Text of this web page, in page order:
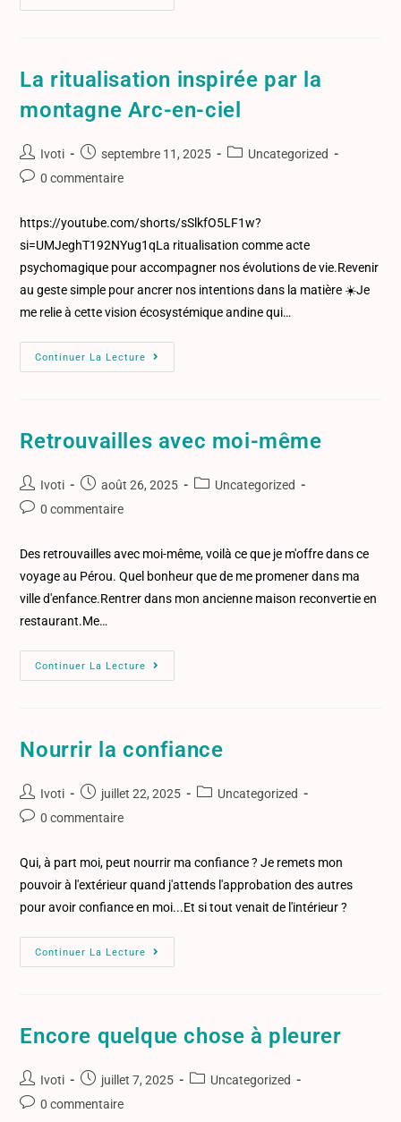
La ritualisation inspirée par la
montagne Arc-en-ciel
Ivoti septembre 11, 2025
Uncategorized
0 commentaire
https://youtube.com/shorts/sSlkfO5LF1w?
si=UMJeghT192NYug1qLa ritualisation comme acte
psychomagique pour accompagner nos évolutions de vie.Revenir
au geste simple pour ancrer nos intentions dans la matière ☀️Je
me relie à cette vision écosystémique andine qui…
Continuer La Lecture
Retrouvailles avec moi-même
Ivoti août 26, 2025
Uncategorized
0 commentaire
Des retrouvailles avec moi-même, voilà ce que je m'offre dans ce
voyage au Pérou. Quel bonheur que de me promener dans ma
ville d'enfance.Rentrer dans mon ancienne maison reconvertie en
restaurant.Me…
Continuer La Lecture
Nourrir la confiance
Ivoti juillet 22, 2025
Uncategorized
0 commentaire
Qui, à part moi, peut nourrir ma confiance ? Je remets mon
pouvoir à l'extérieur quand j'attends l'approbation des autres
pour avoir confiance en moi...Et si tout venait de l'intérieur ?
Continuer La Lecture
Encore quelque chose à pleurer
Ivoti juillet 7, 2025
Uncategorized
0 commentaire